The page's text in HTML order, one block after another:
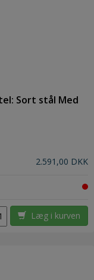
Sort stål Med
2.591,00 DKK
Læg i kurven